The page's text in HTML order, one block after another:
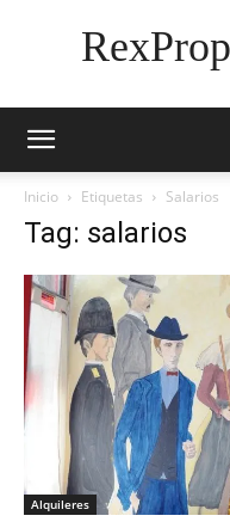
Inicio Etiquetas Salarios
Tag: salarios
Alquileres